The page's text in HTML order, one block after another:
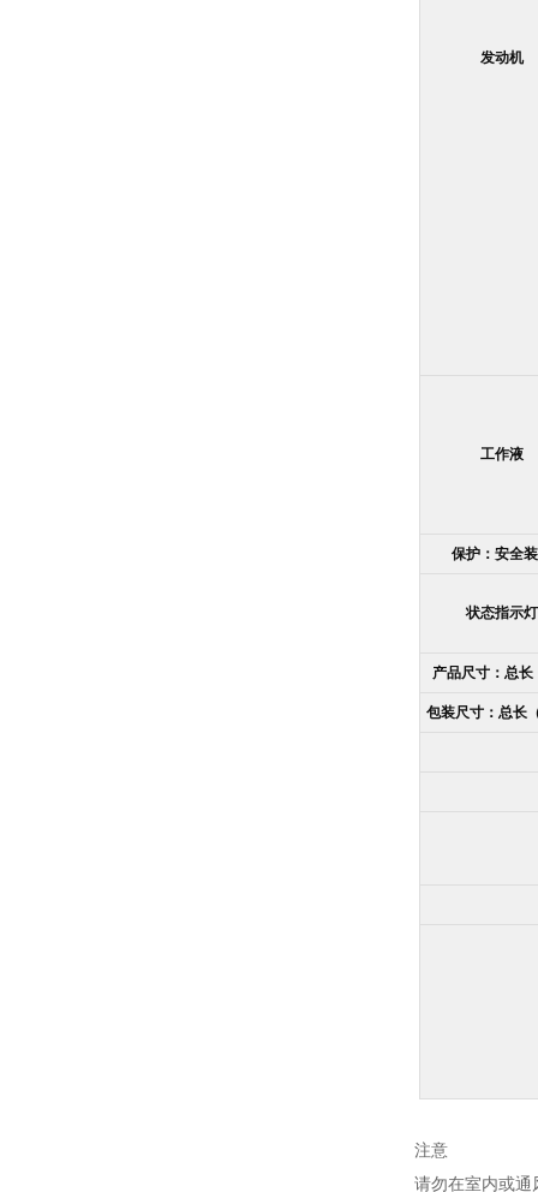
发动机
工作液
保护：安全
状态指示灯
产品尺寸：总长
包装尺寸：总长
注意
请勿在室内或通